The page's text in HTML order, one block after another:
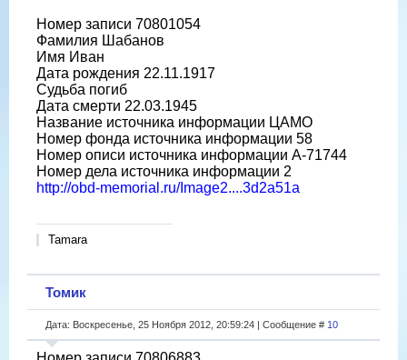
Номер записи 70801054
Фамилия Шабанов
Имя Иван
Дата рождения 22.11.1917
Судьба погиб
Дата смерти 22.03.1945
Название источника информации ЦАМО
Номер фонда источника информации 58
Номер описи источника информации A-71744
Номер дела источника информации 2
http://obd-memorial.ru/Image2....3d2a51a
Tamara
Томик
Дата: Воскресенье, 25 Ноября 2012, 20:59:24 | Сообщение # 10